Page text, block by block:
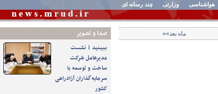
هواشناسی وزارتی چند رسانه ای
صدا و تصوير
ببینید | نشست
مدیرعامل شرکت
ساخت و توسعه با
سرمایه‌گذاران آزادراهی
کشور
ماه بعد»»